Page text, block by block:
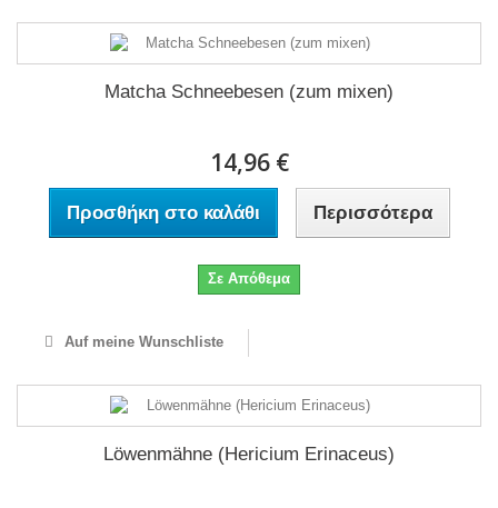
Matcha Schneebesen (zum mixen)
14,96 €
Προσθήκη στο καλάθι Περισσότερα
Σε Απόθεμα
Auf meine Wunschliste
Löwenmähne (Hericium Erinaceus)